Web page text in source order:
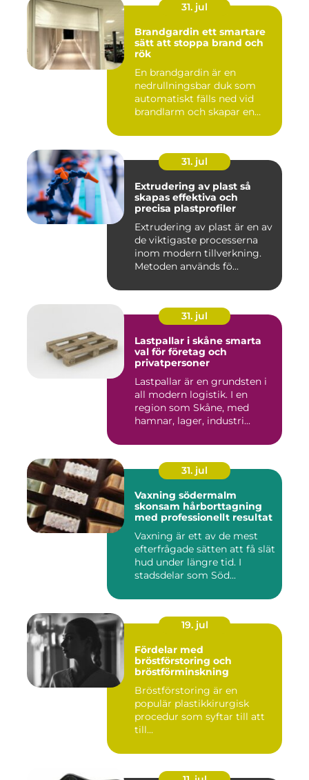
31. jul
Brandgardin ett smartare
sätt att stoppa brand och
rök
En brandgardin är en
nedrullningsbar duk som
automatiskt fälls ned vid
brandlarm och skapar en
31. jul
Extrudering av plast så
skapas effektiva och
precisa plastprofiler
Extrudering av plast är en av
de viktigaste processerna
inom modern tillverkning.
Metoden används fö...
31. jul
Lastpallar i skåne smarta
val för företag och
privatpersoner
Lastpallar är en grundsten i
all modern logistik. I en
region som Skåne, med
hamnar, lager, industri...
31. jul
Vaxning södermalm
skonsam hårborttagning
med professionellt resultat
Vaxning är ett av de mest
efterfrågade sätten att få slät
hud under längre tid. I
stadsdelar som Söd...
19. jul
Fördelar med
bröstförstoring och
bröstförminskning
Bröstförstoring är en
populär plastikkirurgisk
procedur som syftar till att
till...